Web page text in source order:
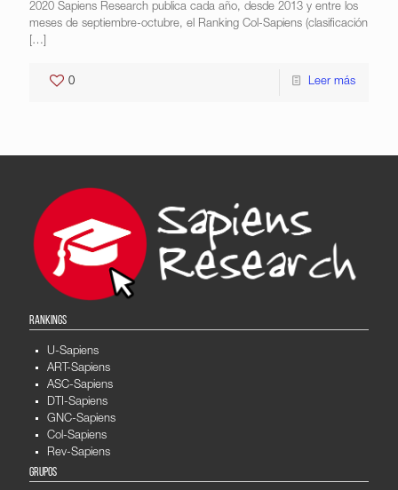
2020 Sapiens Research publica cada año, desde 2013 y entre los
meses de septiembre-octubre, el Ranking Col-Sapiens (clasificación
[…]
0 Leer más
RANKINGS
U-Sapiens
ART-Sapiens
ASC-Sapiens
DTI-Sapiens
GNC-Sapiens
Col-Sapiens
Rev-Sapiens
GRUPOS